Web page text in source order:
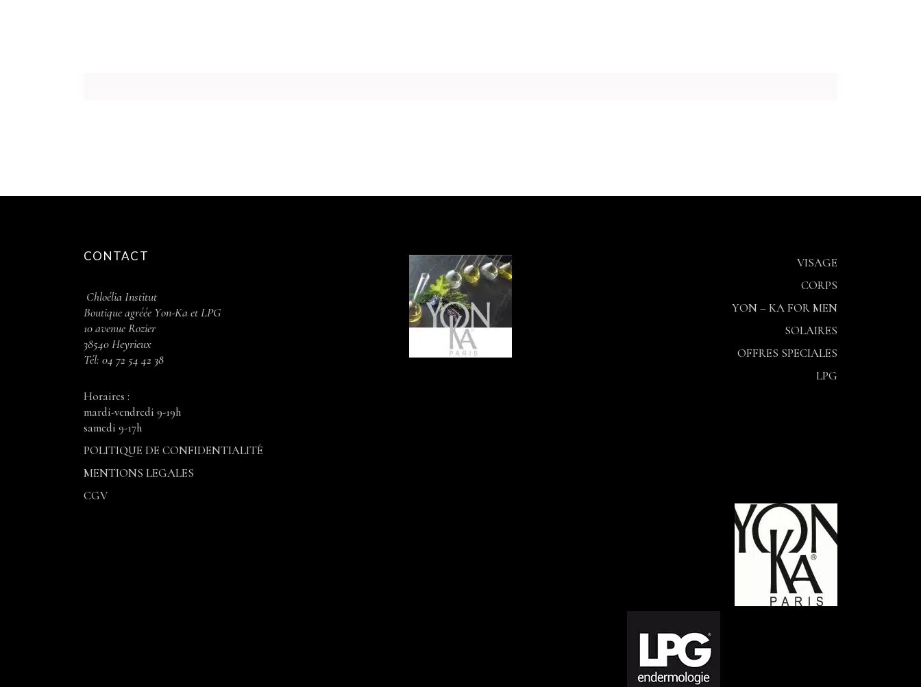
CONTACT
Chloélia Institut
Boutique agréée Yon-Ka et LPG
10 avenue Rozier
38540 Heyrieux
Tél: 04 72 54 42 38
Horaires :
mardi-vendredi 9-19h
samedi 9-17h
POLITIQUE DE CONFIDENTIALITÉ
MENTIONS LEGALES
CGV
VISAGE
CORPS
YON – KA FOR MEN
SOLAIRES
OFFRES SPECIALES
LPG